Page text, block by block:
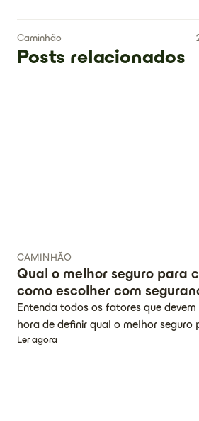
Caminhão
Posts relacionados
CAMINHÃO
Qual o melhor seguro para
como escolher com
Entenda todos os fatores que devem
hora de definir qual o melhor seguro
Ler agora